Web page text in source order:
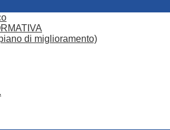
di miglioramento)